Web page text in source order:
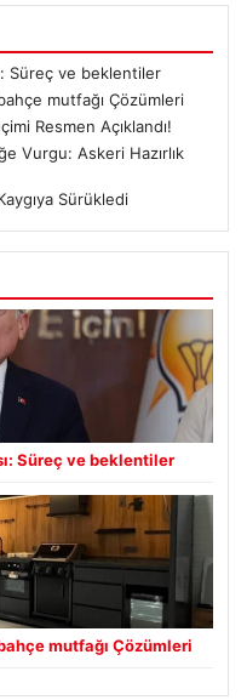
Süreç ve beklentiler
mutfağı Çözümleri
Resmen Açıklandı!
Vurgu: Askeri Hazırlık
Sürükledi
Süreç ve beklentiler
mutfağı Çözümleri